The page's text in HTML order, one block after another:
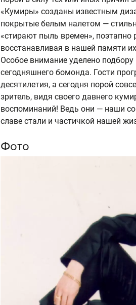
«Кумиры» созданы известным
покрытые белым налетом —
«стирают пыль времен»,
восстанавливая в нашей памяти
Особое внимание уделено
сегодняшнего бомонда. Гости
десятилетия, а сегодня порой
зритель, видя своего давнего
воспоминаний! Ведь они — наши
славе стали и частичкой нашей
Фото